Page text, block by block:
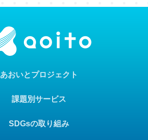
あおいとプロジェクト
SDGsの取り組み
課題別サービス